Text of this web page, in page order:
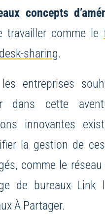
concepts
travailler comme le
sharing.
entreprises
dans cette
innovantes
la gestion de
comme le
de bureaux Link
À Partager.